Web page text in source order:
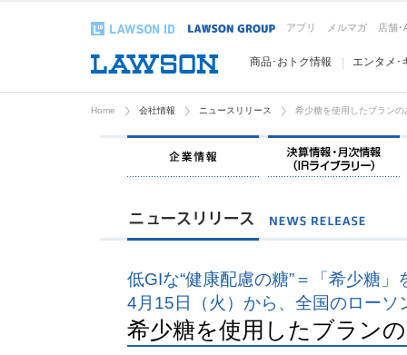
アプリ メルマガ 店舗･
商品･おトク情報 エンタメ･
Home 会社情報 ニュースリリース 希少糖を使用したブランの
企業情報
低GIな“健康配慮の糖”＝「希少糖」
4月15日（火）から、全国のローソ
希少糖を使用したブラン